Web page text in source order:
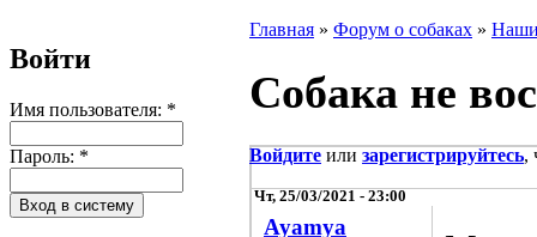
Войти
Имя пользователя: *
Пароль: *
Главная » Форум о собаках » Наши
Собака не
Войдите или зарегистрируйтесь,
Чт, 25/03/2021 - 23:00
Ayamya